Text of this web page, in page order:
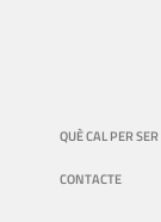
QUÈ CAL PER
CONTACTE